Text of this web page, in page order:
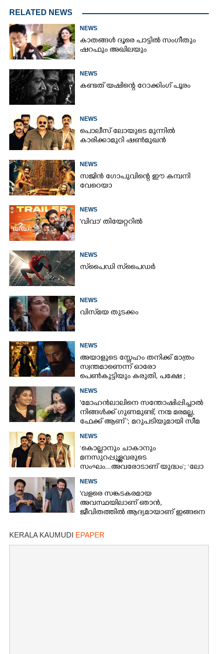
RELATED NEWS
NEWS
കാതങ്ങൾ ദൂരെ പാട്ടിൽ സംഗീതും
ഷറഫും അഖിലയും
NEWS
കണ്ടത് യഷിന്റെ റോക്കിംഗ് പൂരം
NEWS
പൊലീസ് ലോയുടെ മുന്നിൽ
കാരിക്കാമുറി ഷൺമുഖൻ
NEWS
സജിൻ ഗോപുവിന്റെ ഈ കമ്പനി
വേറെയാ
NEWS
'വിവാ' തിയേറ്ററിൽ
NEWS
സ്‌പൈ‌ഡി സ്‌പൈ‌ഡർ
NEWS
വിസ്‌മയ തുടക്കം
NEWS
അയാളുടെ സ്നേഹം തനിക്ക് മാത്രം
സ്വന്തമാണെന്ന് ഓരോ
പെൺകുട്ടിയും കരുതി,​ പക്ഷേ ;
ടോക്സിക് ട്രെയിലർ
NEWS
'മോഹൻലാലിനെ സന്തോഷിപ്പിച്ചാൽ
നിങ്ങൾക്ക് ഗുണമുണ്ട്; നന്മ മരമല്ല,
ഫേക്ക് ആണ് '; മറുപടിയുമായി സീമ
NEWS
‘കൊല്ലാനും ചാകാനും
മനസുറപ്പുള്ളവരുടെ
സംഘം...അവരോടാണ് യുദ്ധം’; ‘ലോ
NEWS
'വളരെ സങ്കടകരമായ
അവസ്ഥയിലാണ് ഞാൻ,
ജീവിതത്തിൽ ആദ്യമായാണ് ഇങ്ങനെ
മോഹൻലാൽ
KERALA KAUMUDI EPAPER